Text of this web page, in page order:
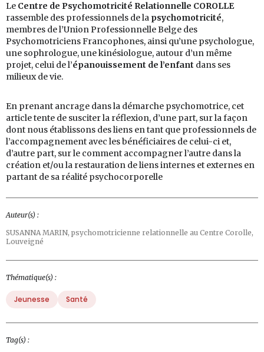
Le Centre de Psychomotricité Relationnelle COROLLE
rassemble des professionnels de la psychomotricité,
membres de l’Union Professionnelle Belge des
Psychomotriciens Francophones, ainsi qu’une psychologue,
une sophrologue, une kinésiologue, autour d’un même
projet, celui de l’épanouissement de l’enfant dans ses
milieux de vie.
En prenant ancrage dans la démarche psychomotrice, cet
article tente de susciter la réflexion, d’une part, sur la façon
dont nous établissons des liens en tant que professionnels de
l’accompagnement avec les bénéficiaires de celui-ci et,
d’autre part, sur le comment accompagner l’autre dans la
création et/ou la restauration de liens internes et externes en
partant de sa réalité psychocorporelle
Auteur(s) :
SUSANNA MARIN, psychomotricienne relationnelle au Centre Corolle,
Louveigné
Thématique(s) :
Jeunesse Santé
Tag(s) :